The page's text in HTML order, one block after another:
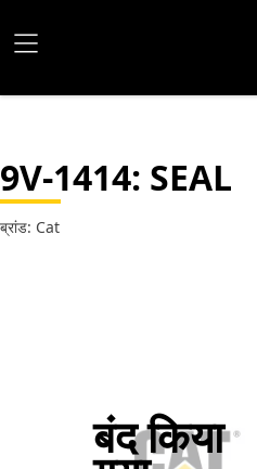
9V-1414: SEAL
ब्रांड: Cat
बंद किया